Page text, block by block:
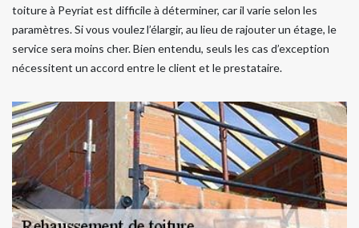
toiture à Peyriat est difficile à déterminer, car il varie selon les
paramètres. Si vous voulez l’élargir, au lieu de rajouter un étage, le
service sera moins cher. Bien entendu, seuls les cas d’exception
nécessitent un accord entre le client et le prestataire.